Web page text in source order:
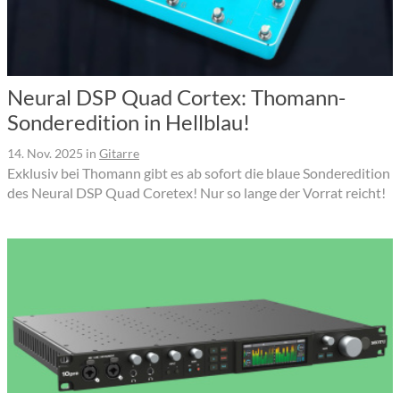
Neural DSP Quad Cortex: Thomann-
Sonderedition in Hellblau!
14. Nov. 2025 in Gitarre
Exklusiv bei Thomann gibt es ab sofort die blaue Sonderedition
des Neural DSP Quad Coretex! Nur so lange der Vorrat reicht!